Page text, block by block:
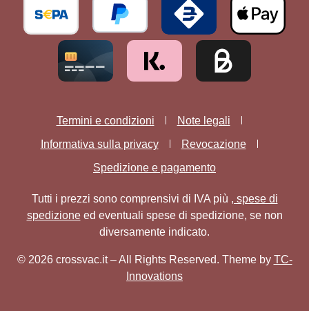
Termini e condizioni
Note legali
Informativa sulla privacy
Revocazione
Spedizione e pagamento
Tutti i prezzi sono comprensivi di IVA più , spese di
spedizioneed eventuali spese di spedizione, se non
diversamente indicato.
© 2026 crossvac.it – All Rights Reserved. Theme by TC-
Innovations